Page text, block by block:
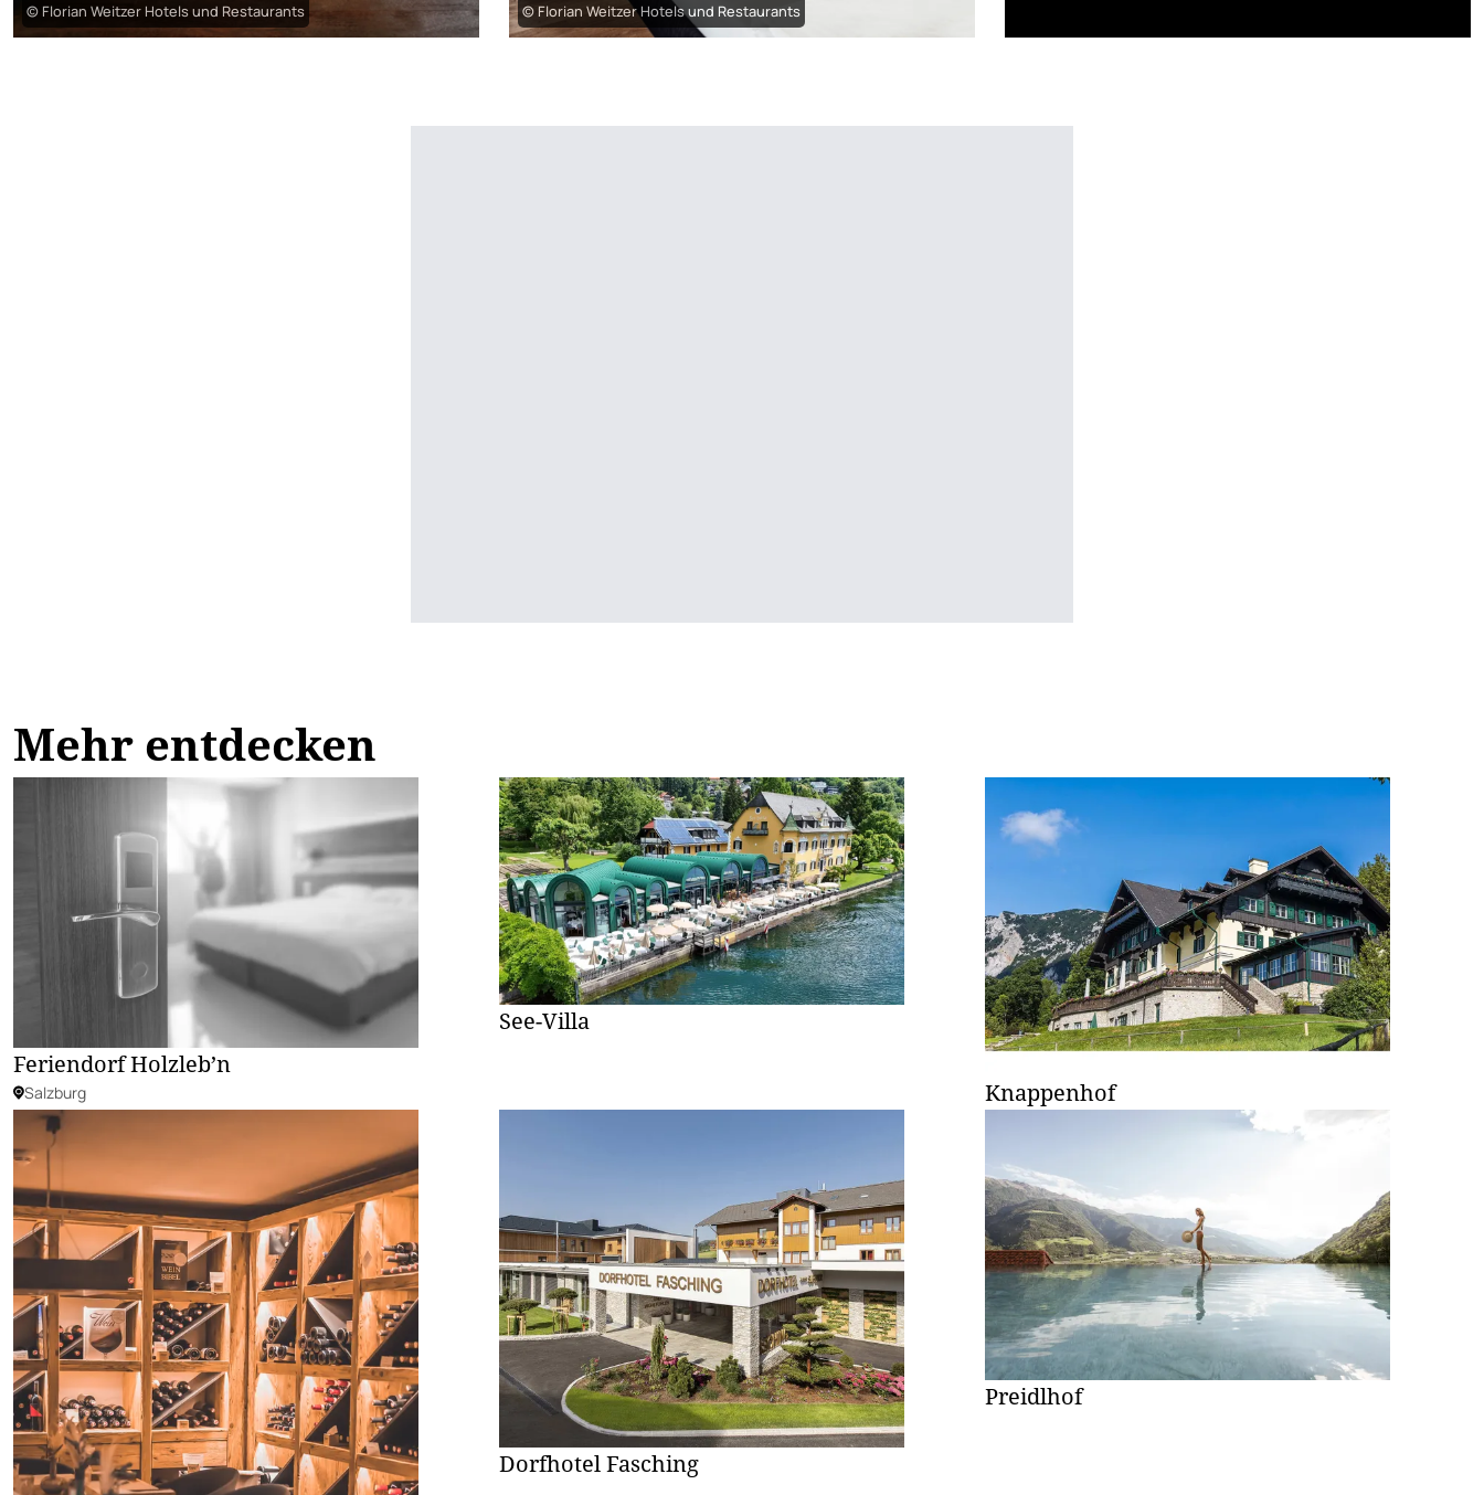
© Florian Weitzer Hotels und Restaurants © Florian Weitzer Hotels und Restaurants
Mehr entdecken
Feriendorf Holzleb’n
Salzburg
See-Villa
Knappenhof
Dorfhotel Fasching
Preidlhof